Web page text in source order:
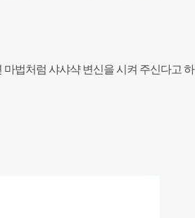
법처럼 샤샤샥 변신을 시켜 주신다고